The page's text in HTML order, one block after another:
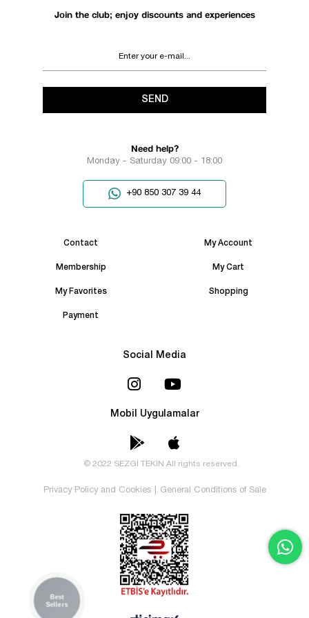
Join the club; enjoy discounts and experiences
SEND
Need help?
Monday - Saturday 09:00 - 18:00
+90 850 307 39 44
Contact My Account
Membership My Cart
My Favorites Shopping
Payment
Social Media
Mobil Uygulamalar
© 2022 SEZGİ TEKİN All rights reserved.
Privacy Policy and Cookies General Conditions of Sale
Best
Sellers